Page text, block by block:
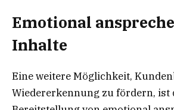
Emotional
Inhalte
Eine weitere Möglichkeit,
Wiedererkennung zu fördern, ist